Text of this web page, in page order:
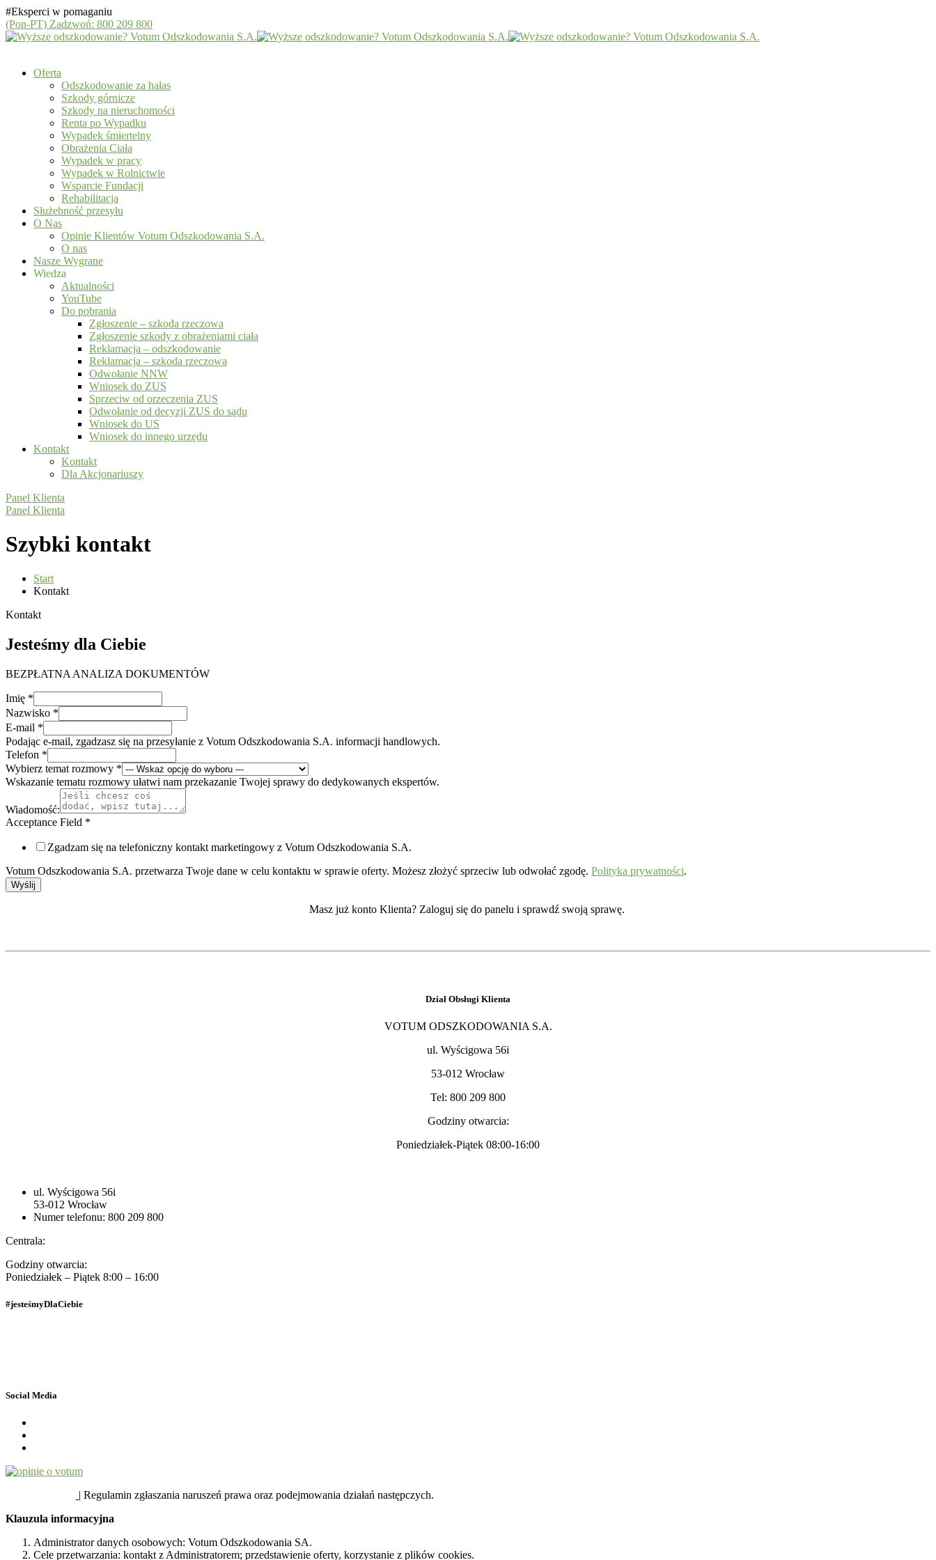
#Eksperci w pomaganiu
(Pon-PT) Zadzwoń: 800 209 800
Oferta
Odszkodowanie za hałas
Szkody górnicze
Szkody na nieruchomości
Renta po Wypadku
Wypadek śmiertelny
Obrażenia Ciała
Wypadek w pracy
Wypadek w Rolnictwie
Wsparcie Fundacji
Rehabilitacja
Służebność przesyłu
O Nas
Opinie Klientów Votum Odszkodowania S.A.
O nas
Nasze Wygrane
Wiedza
Aktualności
YouTube
Do pobrania
Zgłoszenie – szkoda rzeczowa
Zgłoszenie szkody z obrażeniami ciała
Reklamacja – odszkodowanie
Reklamacja – szkoda rzeczowa
Odwołanie NNW
Wniosek do ZUS
Sprzeciw od orzeczenia ZUS
Odwołanie od decyzji ZUS do sądu
Wniosek do US
Wniosek do innego urzędu
Kontakt
Kontakt
Dla Akcjonariuszy
Panel Klienta
Panel Klienta
Szybki kontakt
Start
Kontakt
Kontakt
Jesteśmy dla Ciebie
BEZPŁATNA ANALIZA DOKUMENTÓW
Imię *
Nazwisko *
E-mail *
Podając e-mail, zgadzasz się na przesyłanie z Votum Odszkodowania S.A. informacji handlowych.
Telefon *
Wybierz temat rozmowy *
Wskazanie tematu rozmowy ułatwi nam przekazanie Twojej sprawy do dedykowanych ekspertów.
Wiadomość:
Acceptance Field *
Zgadzam się na telefoniczny kontakt marketingowy z Votum Odszkodowania S.A.
Votum Odszkodowania S.A. przetwarza Twoje dane w celu kontaktu w sprawie oferty. Możesz złożyć sprzeciw lub odwołać zgodę. Polityka prywatności.
Wyślij
Masz już konto Klienta? Zaloguj się do panelu i sprawdź swoją sprawę.
Dział Obsługi Klienta
VOTUM ODSZKODOWANIA S.A.
ul. Wyścigowa 56i
53-012 Wrocław
Tel: 800 209 800
Godziny otwarcia:
Poniedziałek-Piątek 08:00-16:00
ul. Wyścigowa 56i
53-012 Wrocław
Numer telefonu: 800 209 800
Centrala:
Godziny otwarcia:
Poniedziałek – Piątek 8:00 – 16:00
#jesteśmyDlaCiebie
Social Media
| Regulamin zgłaszania naruszeń prawa oraz podejmowania działań następczych.
Klauzula informacyjna
Administrator danych osobowych: Votum Odszkodowania SA.
Cele przetwarzania: kontakt z Administratorem; przedstawienie oferty, korzystanie z plików cookies.